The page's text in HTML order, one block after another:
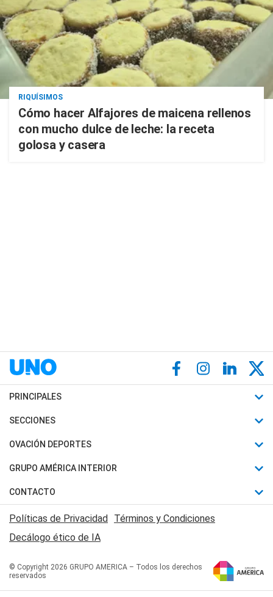
RIQUÍSIMOS
Cómo hacer Alfajores de maicena rellenos
con mucho dulce de leche: la receta
golosa y casera
PRINCIPALES
Últimas Noticias
Política
Judiciales
Economia
SECCIONES
Horóscopo
Motores
Trucos caseros
Series y Películas
Edictos y Solicitadas
OVACIÓN DEPORTES
Fútbol
Mundial
Automovilismo
Rugby
Básquet
GRUPO AMÉRICA INTERIOR
Canal 7 en Vivo
San Juan 8
CONTACTO
Acerca de Nosotros
Contactanos
Políticas de Privacidad
Términos y Condiciones
Decálogo ético de IA
© Copyright 2026 GRUPO AMERICA – Todos los derechos
reservados